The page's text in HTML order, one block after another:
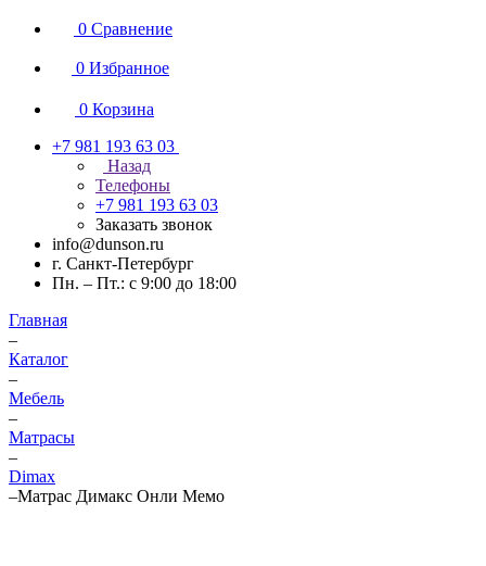
0 Сравнение
0 Избранное
0 Корзина
+7 981 193 63 03
Назад
Телефоны
+7 981 193 63 03
Заказать звонок
info@dunson.ru
г. Санкт-Петербург
Пн. – Пт.: с 9:00 до 18:00
Главная
–
Каталог
–
Мебель
–
Матрасы
–
Dimax
–Матрас Димакс Онли Мемо